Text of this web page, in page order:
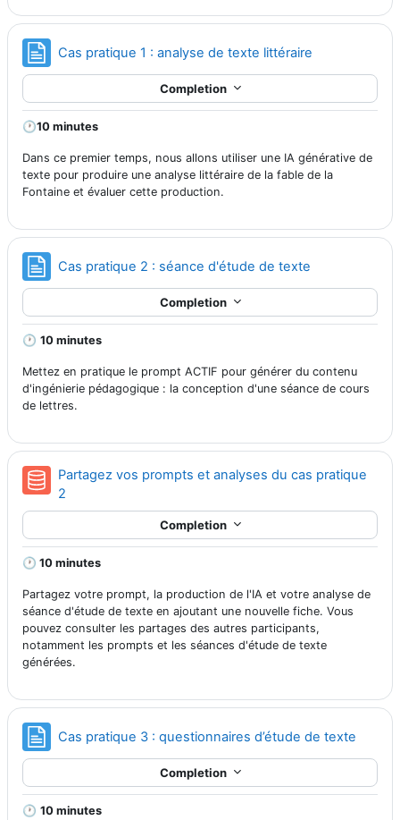
Cas pratique 1 : analyse de texte littéraire
Completion
🕐10 minutes
Dans ce premier temps, nous allons utiliser une IA générative de
texte pour produire une analyse littéraire de la fable de la
Fontaine et évaluer cette production.
Cas pratique 2 : séance d'étude de texte
Completion
🕐 10 minutes
Mettez en pratique le prompt ACTIF pour générer du contenu
d'ingénierie pédagogique : la conception d'une séance de cours
de lettres.
Partagez vos prompts et analyses du cas pratique
2
Completion
🕐 10 minutes
Partagez votre prompt, la production de l'IA et votre analyse de
séance d'étude de texte en ajoutant une nouvelle fiche. Vous
pouvez consulter les partages des autres participants,
notamment les prompts et les séances d'étude de texte
générées.
Cas pratique 3 : questionnaires d’étude de texte
Completion
🕐 10 minutes